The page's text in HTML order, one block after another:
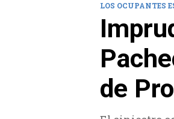
LOS OCUPANTES
de